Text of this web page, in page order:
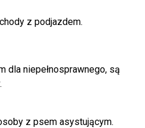
z podjazdem.
dla niepełnosprawnego, są
z psem asystującym.